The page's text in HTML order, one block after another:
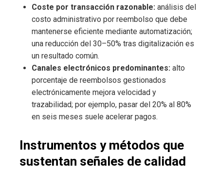
Coste por transacción razonable: análisis del
costo administrativo por reembolso que debe
mantenerse eficiente mediante automatización;
una reducción del 30–50% tras digitalización es
un resultado común.
Canales electrónicos predominantes: alto
porcentaje de reembolsos gestionados
electrónicamente mejora velocidad y
trazabilidad; por ejemplo, pasar del 20% al 80%
en seis meses suele acelerar pagos.
Instrumentos y métodos que
sustentan señales de calidad